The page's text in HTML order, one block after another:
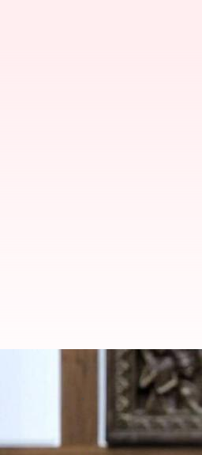
महाराष्ट्र: कल से
Dec 21, 2020 07:56 pm
क्या है खबर?